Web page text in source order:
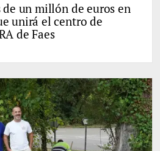
un millón de euros en
unirá el centro de
de Faes